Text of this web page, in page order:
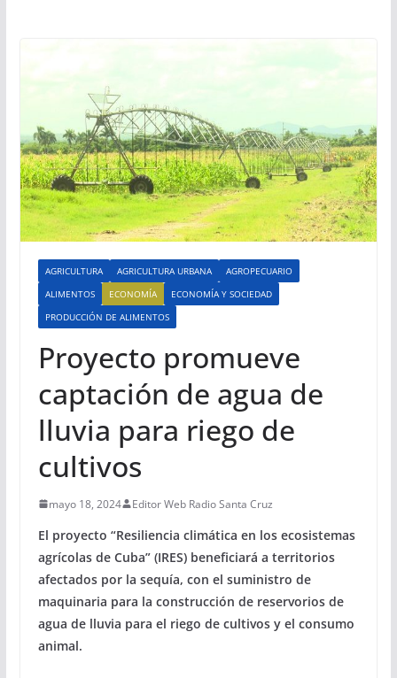
AGRICULTURA AGRICULTURA URBANA
AGROPECUARIO
ALIMENTOS
ECONOMÍA
ECONOMÍA Y SOCIEDAD
PRODUCCIÓN DE ALIMENTOS
Proyecto promueve
captación de agua de
lluvia para riego de
cultivos
mayo 18, 2024 Editor Web Radio Santa Cruz
El proyecto “Resiliencia climática en los ecosistemas
agrícolas de Cuba” (IRES) beneficiará a territorios
afectados por la sequía, con el suministro de
maquinaria para la construcción de reservorios de
agua de lluvia para el riego de cultivos y el consumo
animal.